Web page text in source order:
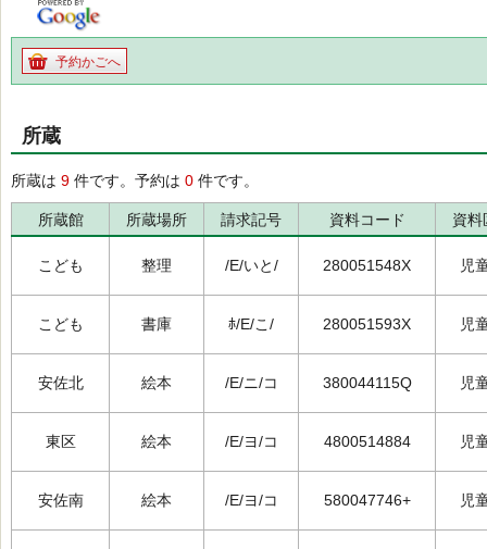
予約かごへ
所蔵
所蔵は 9 件です。予約は 0 件です。
所蔵館 所蔵場所 請求記号 資料コード 資料
こども 整理 /E/いと/ 280051548X 児
こども 書庫 ﾎ/E/こ/ 280051593X 児
安佐北 絵本 /E/ニ/コ 380044115Q 児
東区 絵本 /E/ヨ/コ 4800514884 児
安佐南 絵本 /E/ヨ/コ 580047746+ 児